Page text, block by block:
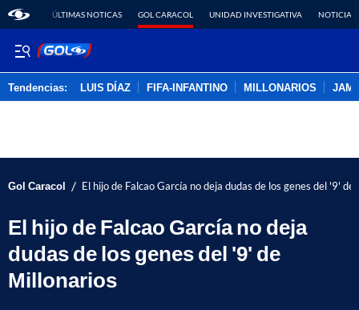
ÚLTIMAS NOTICAS GOL CARACOL UNIDAD INVESTIGATIVA NOTICIAS
Tendencias: LUIS DÍAZ FIFA-INFANTINO MILLONARIOS
Gol Caracol / El hijo de Falcao García no deja dudas de los genes del '9'
El hijo de Falcao García no deja
dudas de los genes del '9' de
Millonarios